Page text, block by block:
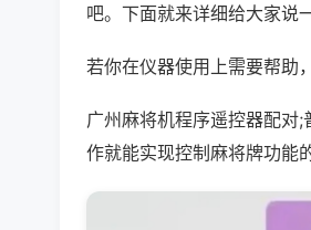
吧。下面就来详细给大家说
若你在仪器使用上需要帮助
广州麻将机程序遥控器配对
作就能实现控制麻将牌功能